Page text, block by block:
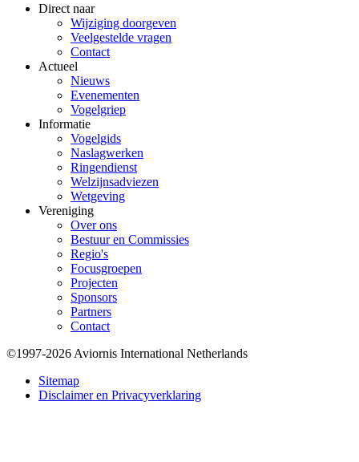
Direct naar
Wijziging doorgeven
Veelgestelde vragen
Contact
Actueel
Nieuws
Evenementen
Vogelgriep
Informatie
Vogelgids
Naslagwerken
Ringendienst
Welzijnsadviezen
Wetgeving
Vereniging
Over ons
Bestuur en Commissies
Regio's
Focusgroepen
Projecten
Sponsors
Partners
Contact
Bottom
©1997-2026 Aviornis International Netherlands
Sitemap
Disclaimer en Privacyverklaring